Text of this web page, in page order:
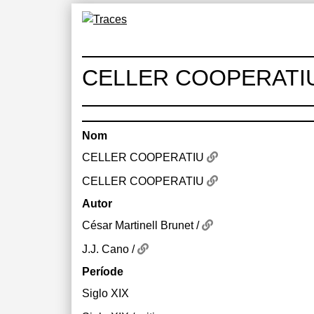
Skip
CELLER
Nom
CELLER COOPERATIU
CELLER COOPERATIU
Autor
César Martinell Brunet /
J.J. Cano /
Període
Siglo XIX